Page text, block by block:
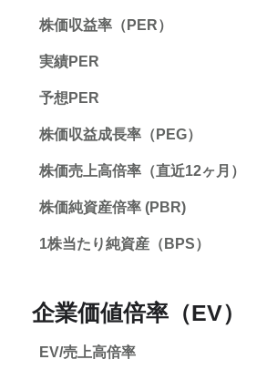
株価収益率（PER）
実績PER
予想PER
株価収益成長率（PEG）
株価売上高倍率（直近12ヶ月）
株価純資産倍率 (PBR)
1株当たり純資産（BPS）
企業価値倍率（EV）
EV/売上高倍率